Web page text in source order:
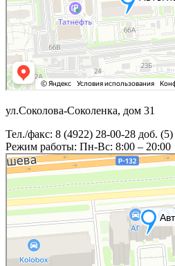
ул.Соколова-Соколенка, дом 31
Тел./факс: 8 (4922) 28-00-28 доб. (5)
Режим работы: Пн-Вс: 8:00 – 20:00